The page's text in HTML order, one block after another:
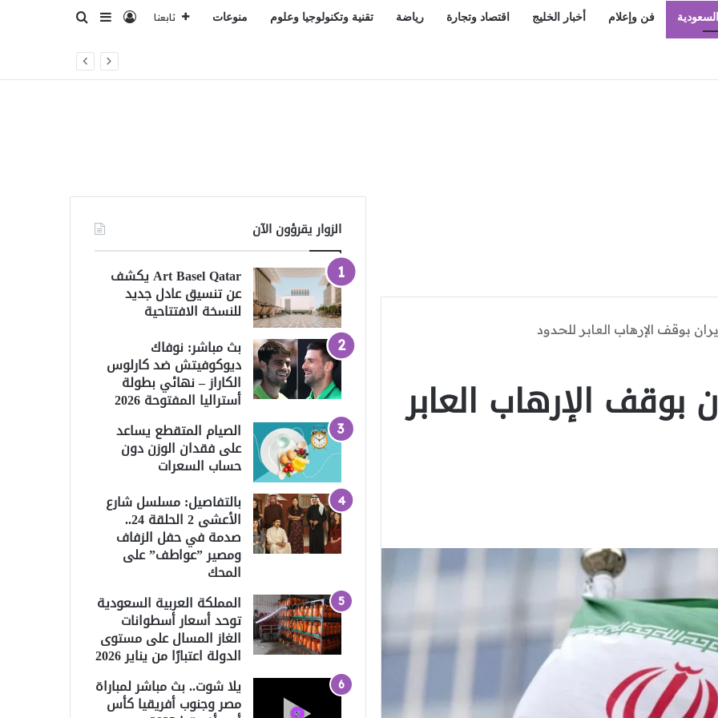
السعودية فن وإعلام أخبار الخليج اقتصاد وتجارة رياضة تقنية وتكنولوجيا وعلوم منوعات تابعنا تسجيل الدخول
إضافة عمود
بحث عن
بيومها الوطني
بوقف الإرهاب العابر
الزوار يقرؤون الآن
Art Basel Qatar يكشف
عن تنسيق عادل جديد
للنسخة الافتتاحية
بث مباشر: نوفاك
ديوكوفيتش ضد كارلوس
الكاراز – نهائي بطولة
أستراليا المفتوحة 2026
الصيام المتقطع يساعد
على فقدان الوزن دون
حساب السعرات
بالتفاصيل: مسلسل شارع
الأعشى 2 الحلقة 24..
صدمة في حفل الزفاف
ومصير ”عواطف” على
المحك
المملكة العربية السعودية
توحد أسعار أسطوانات
الغاز المسال على مستوى
الدولة اعتبارًا من يناير 2026
يلا شوت.. بث مباشر لمباراة
مصر وجنوب أفريقيا كأس